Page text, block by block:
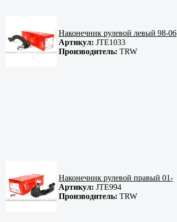
Наконечник рулевой левый 98-06
Артикул: JTE1033
Производитель: TRW
Наконечник рулевой правый 01-
Артикул: JTE994
Производитель: TRW